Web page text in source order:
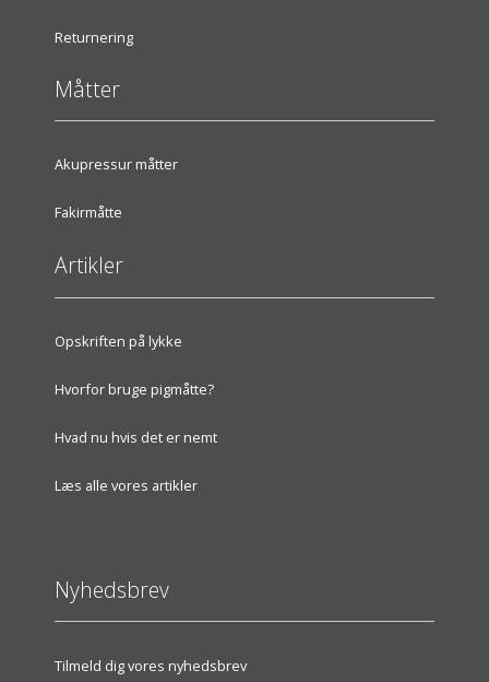
Returnering
Måtter
Akupressur måtter
Fakirmåtte
Artikler
Opskriften på lykke
Hvorfor bruge pigmåtte?
Hvad nu hvis det er nemt
Læs alle vores artikler
Nyhedsbrev
Tilmeld dig vores nyhedsbrev